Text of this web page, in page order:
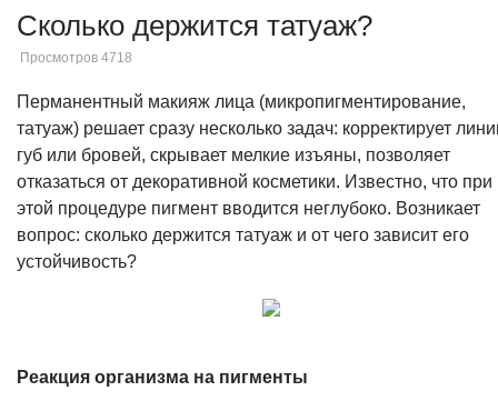
Сколько держится татуаж?
Просмотров 4718
Перманентный макияж лица (микропигментирование,
татуаж) решает сразу несколько задач: корректирует
губ или бровей, скрывает мелкие изъяны, позволяет
отказаться от декоративной косметики. Известно, что при
этой процедуре пигмент вводится неглубоко. Возникает
вопрос: сколько держится татуаж и от чего зависит его
устойчивость?
Реакция организма на пигменты